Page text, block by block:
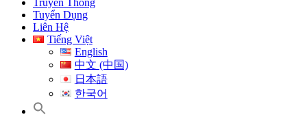
Truyền Thông
Tuyển Dụng
Liên Hệ
Tiếng Việt
English
中文 (中国)
日本語
한국어